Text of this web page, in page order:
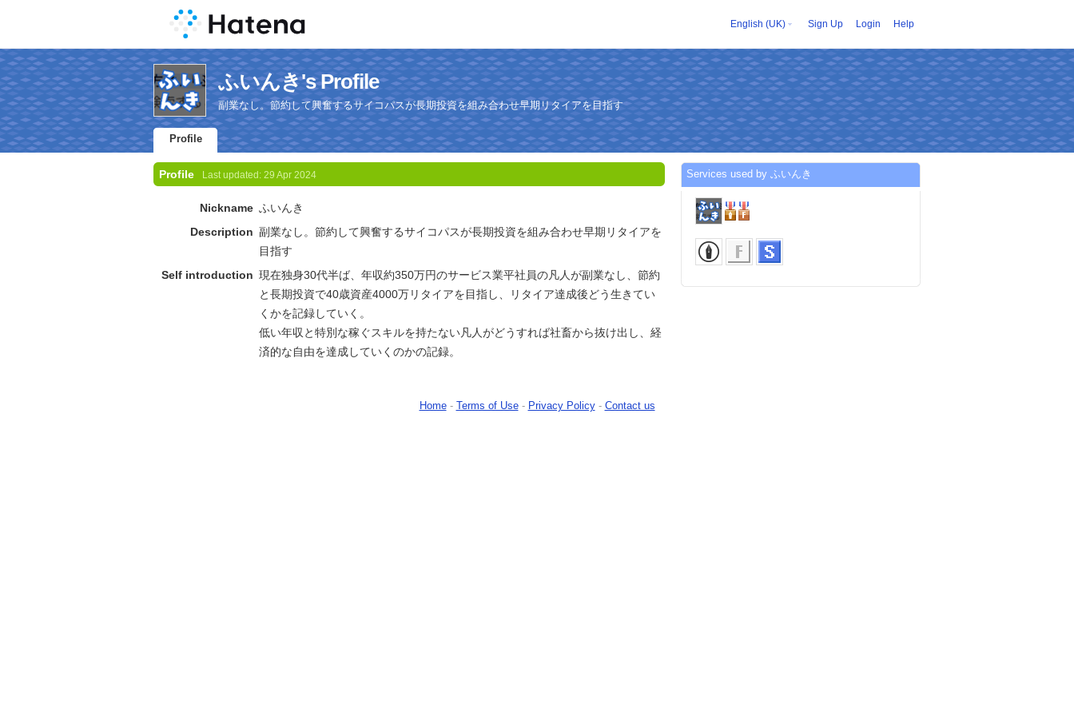
English (UK) Sign Up Login Help
ふいんき's Profile
副業なし。節約して興奮するサイコパスが長期投資を組み合わせ早期リタイアを目指す
Profile
Profile Last updated: 29 Apr 2024
Nickname ふいんき
Description 副業なし。節約して興奮するサイコパスが長期投資を組み合わせ早期リタイアを
目指す
Self introduction 現在独身30代半ば、年収約350万円のサービス業平社員の凡人が副業なし、節約
と長期投資で40歳資産4000万リタイアを目指し、リタイア達成後どう生きてい
くかを記録していく。
低い年収と特別な稼ぐスキルを持たない凡人がどうすれば社畜から抜け出し、経
済的な自由を達成していくのかの記録。
Services used by ふいんき
Home- Terms of Use- Privacy Policy- Contact us